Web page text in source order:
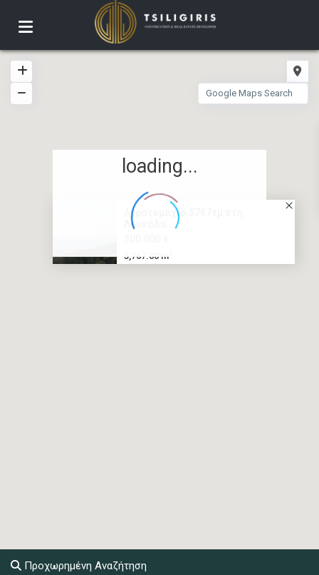
Αγροτεμάχιο 5767τμ στη
Λευκάδα...
5,767.00 m
loading...
Προχωρημένη Αναζήτηση